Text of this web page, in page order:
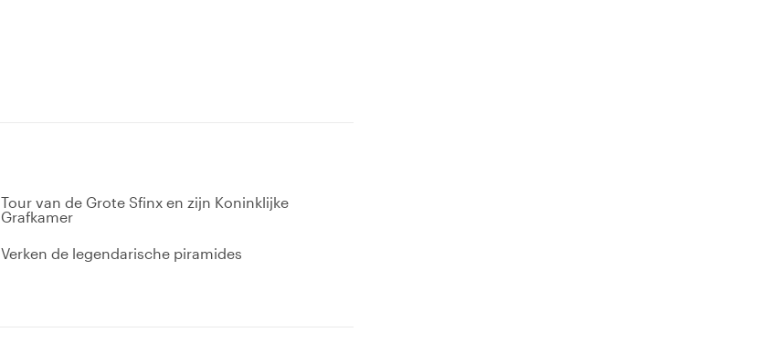
Tour van de Grote Sfinx en zijn Koninklijke
Grafkamer
Verken de legendarische piramides